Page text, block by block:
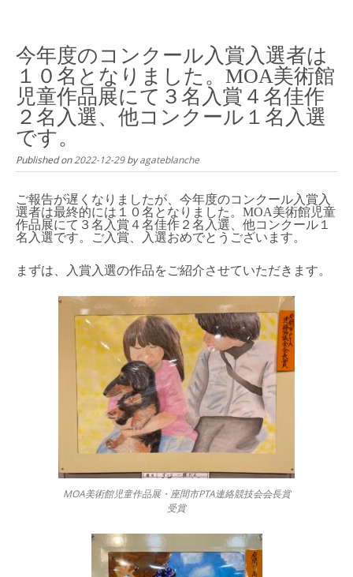
content
今年度のコンクール入賞入選者は
１０名となりました。MOA美術館
児童作品展にて３名入賞４名佳作
２名入選、他コンクール１名入選
です。
Published on2022-12-29byagateblanche
ご報告が遅くなりましたが、今年度のコンクール入賞入
選者は最終的には１０名となりました。MOA美術館児童
作品展にて３名入賞４名佳作２名入選、他コンクール１
名入選です。ご入賞、入選おめでとうございます。
まずは、入賞入選の作品をご紹介させていただきます。
MOA美術館児童作品展・座間市PTA連絡競技会会長賞
受賞